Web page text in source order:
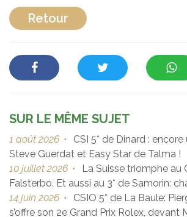
Retour
SUR LE MÊME SUJET
1 août 2026 •
CSI 5* de Dinard :
Steve Guerdat et Easy Star de Talma !
10 juillet 2026 •
La Suisse triomphe au
Falsterbo. Et aussi au 3* de Samorin:
14 juin 2026 •
CSIO 5* de La Baule:
s’offre son 2e Grand Prix Rolex, devant